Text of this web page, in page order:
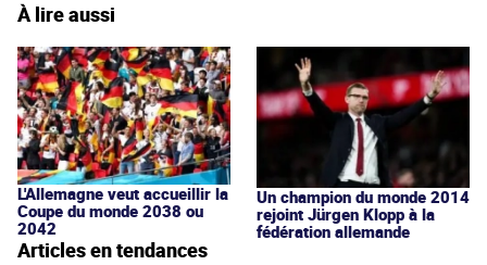
À lire aussi
L'Allemagne veut accueillir la
Coupe du monde 2038 ou
2042
Un champion du monde 2014
rejoint Jürgen Klopp à la
fédération allemande
Articles en tendances